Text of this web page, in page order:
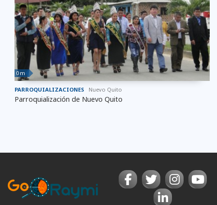
0 m
PARROQUIALIZACIONES Nuevo Quito
Parroquialización de Nuevo Quito